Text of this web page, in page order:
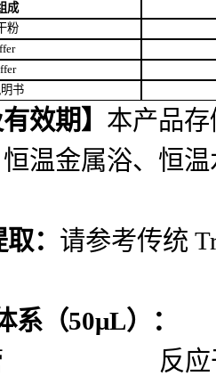
成
粉
书
效期】 本产品
恒温金属浴、恒
： 请参考传统
体系（50μL）
反应